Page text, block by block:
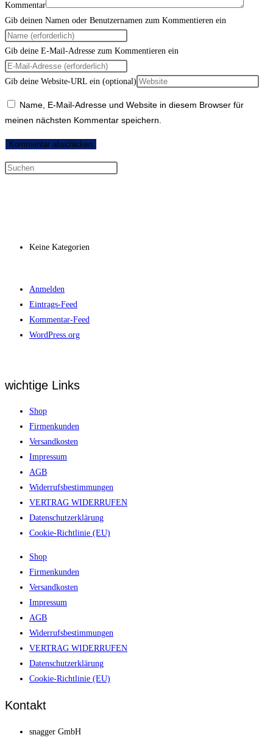
Kommentar
Gib deinen Namen oder Benutzernamen zum Kommentieren ein
Gib deine E-Mail-Adresse zum Kommentieren ein
Gib deine Website-URL ein (optional)
Name, E-Mail-Adresse und Website in diesem Browser für
meinen nächsten Kommentar speichern.
Keine Kategorien
Anmelden
Eintrags-Feed
Kommentar-Feed
WordPress.org
wichtige Links
Shop
Firmenkunden
Versandkosten
Impressum
AGB
Widerrufsbestimmungen
VERTRAG WIDERRUFEN
Datenschutzerklärung
Cookie-Richtlinie (EU)
Shop
Firmenkunden
Versandkosten
Impressum
AGB
Widerrufsbestimmungen
VERTRAG WIDERRUFEN
Datenschutzerklärung
Cookie-Richtlinie (EU)
Kontakt
snagger GmbH